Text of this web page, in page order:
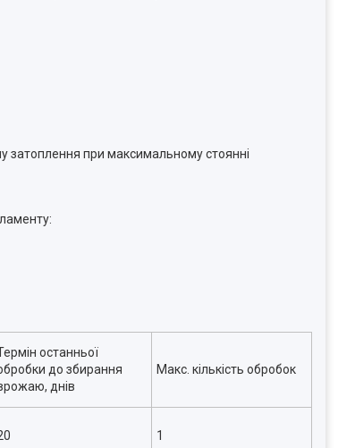
затоплення при максимальному стоянні
останньої
до збирання
днів
Макс. кількість обробок
1